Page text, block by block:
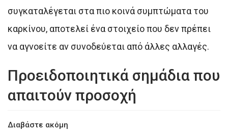
συγκαταλέγεται στα πιο κοινά συμπτώματα του
καρκίνου, αποτελεί ένα στοιχείο που δεν πρέπει
να αγνοείτε αν συνοδεύεται από άλλες αλλαγές.
Προειδοποιητικά σημάδια που
απαιτούν προσοχή
Διαβάστε ακόμη